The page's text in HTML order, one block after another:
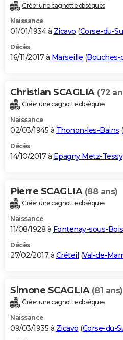
Créer une cagnotte obsèques
Naissance
01/01/1934 à Zicavo (Corse-du-
Décès
16/11/2017 à Marseille (Bouches-
Christian SCAGLIA (72
Créer une cagnotte obsèques
Naissance
02/03/1945 à Thonon-les-Bains (
Décès
14/10/2017 à Epagny Metz-Tessy
Pierre SCAGLIA (88 ans)
Créer une cagnotte obsèques
Naissance
11/08/1928 à Fontenay-sous-Bois
Décès
27/02/2017 à Créteil (Val-de-
Simone SCAGLIA (81 ans)
Créer une cagnotte obsèques
Naissance
09/03/1935 à Zicavo (Corse-du-